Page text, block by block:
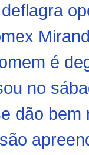
é
no
dão